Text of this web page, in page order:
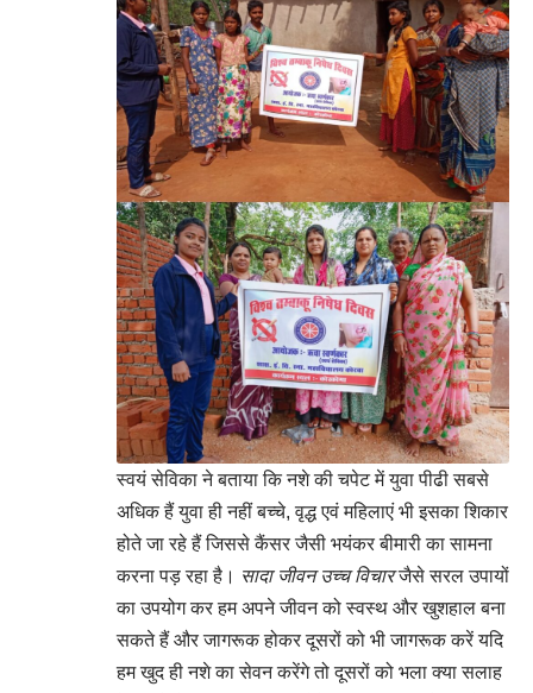
स्वयं सेविका ने बताया कि नशे की चपेट में युवा पीढी सबसे
अधिक हैं युवा ही नहीं बच्चे, वृद्ध एवं महिलाएं भी इसका शिकार
होते जा रहे हैं जिससे कैंसर जैसी भयंकर बीमारी का सामना
करना पड़ रहा है। सादा जीवन उच्च विचारजैसे सरल उपायों
का उपयोग कर हम अपने जीवन को स्वस्थ और खुशहाल बना
सकते हैं और जागरूक होकर दूसरों को भी जागरूक करें यदि
हम खुद ही नशे का सेवन करेंगे तो दूसरों को भला क्या सलाह